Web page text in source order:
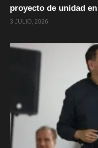
proyecto de unidad
3 JULIO, 2026